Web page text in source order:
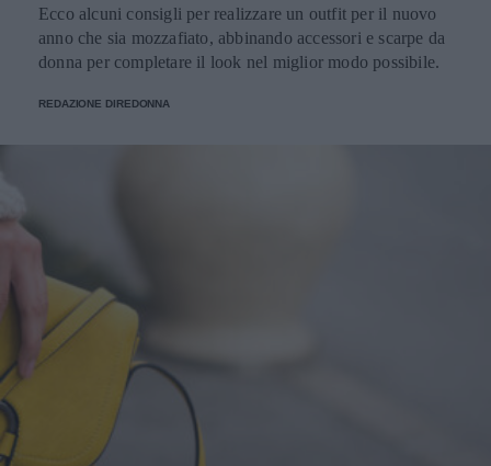
Ecco alcuni consigli per realizzare un outfit per il nuovo
anno che sia mozzafiato, abbinando accessori e scarpe da
donna per completare il look nel miglior modo possibile.
REDAZIONE DIREDONNA